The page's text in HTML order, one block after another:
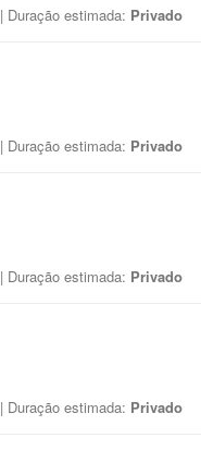
| Duração estimada: Privado
| Duração estimada: Privado
| Duração estimada: Privado
| Duração estimada: Privado